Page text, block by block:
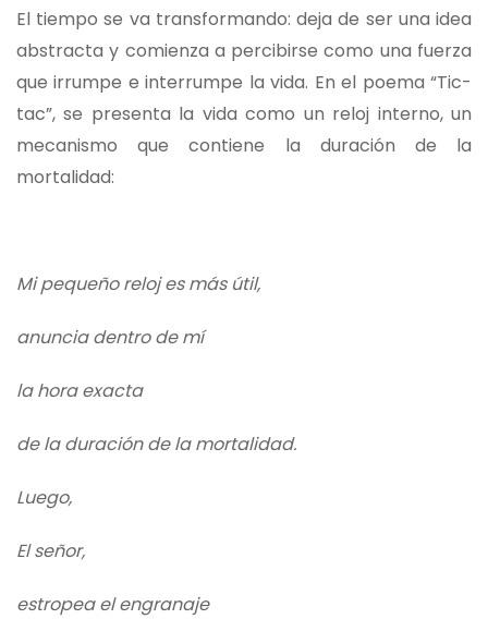
El tiempo se va transformando: deja de ser una idea
abstracta y comienza a percibirse como una fuerza
que irrumpe e interrumpe la vida. En el poema “Tic-
tac”, se presenta la vida como un reloj interno, un
mecanismo que contiene la duración de la
mortalidad:
Mi pequeño reloj es más útil,
anuncia dentro de mí
la hora exacta
de la duración de la mortalidad.
Luego,
El señor,
estropea el engranaje